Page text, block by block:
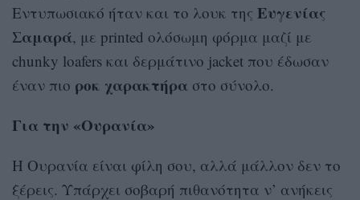
Εντυπωσιακό ήταν και το λουκ της Ευγενίας
Σαμαρά, με printed ολόσωμη φόρμα μαζί με
chunky loafers και δερμάτινο jacket που έδωσαν
έναν πιο ροκ χαρακτήρα στο σύνολο.
Για την «Ουρανία»
Η Ουρανία είναι φίλη σου, αλλά μάλλον δεν το
ξέρεις. Υπάρχει σοβαρή πιθανότητα ν’ ανήκεις